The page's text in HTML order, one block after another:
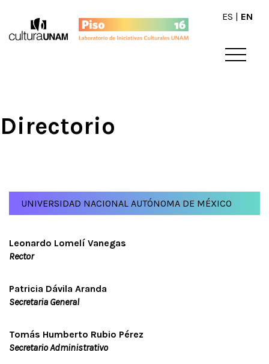
ES | EN
Directorio
UNIVERSIDAD NACIONAL AUTÓNOMA DE MÉXICO
Leonardo Lomelí Vanegas
Rector
Patricia Dávila Aranda
Secretaria General
Tomás Humberto Rubio Pérez
Secretario Administrativo